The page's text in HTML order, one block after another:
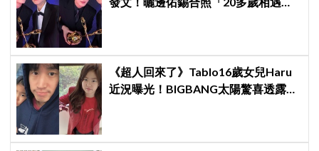
《超人回來了》Tablo16歲女兒Haru
近況曝光！BIGBANG太陽驚喜透露：